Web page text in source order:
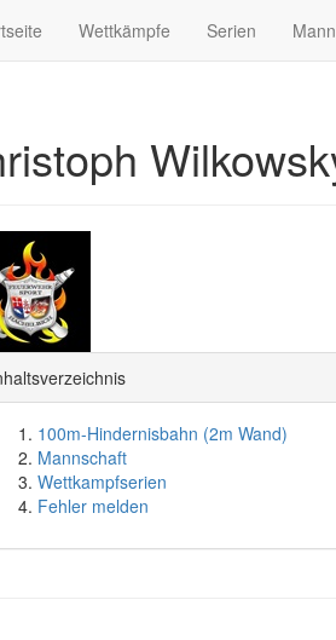
Wettkämpfe Serien
100m-Hindernisbahn (2m Wand)
Mannschaft
Wettkampfserien
Fehler melden